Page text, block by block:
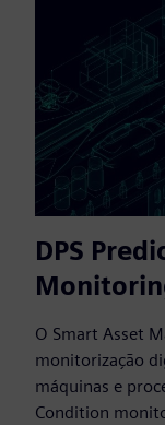
DPS
O Smart Asset
monitorização
máquinas e
Condition